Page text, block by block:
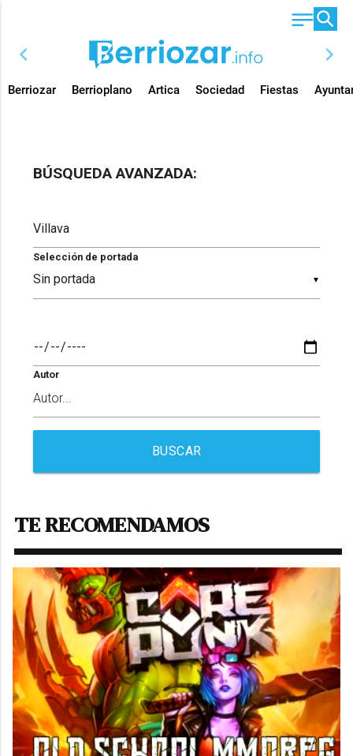
chevron_left chevron_right
Berriozar Berrioplano Artica Sociedad Fiestas
BÚSQUEDA AVANZADA:
▼
Selección de portada
Autor
BUSCAR
TE RECOMENDAMOS